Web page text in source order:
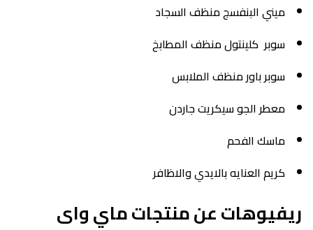
ميني البنفسج منظف السجاد
سوبر كلينتول منظف المطابخ
سوبر باور منظف الملابس
معطر الجو سيكريت جاردن
ماسك الفحم
كريم العنايه بالايدي والاظافر
ريفيوهات عن منتجات ماي واى